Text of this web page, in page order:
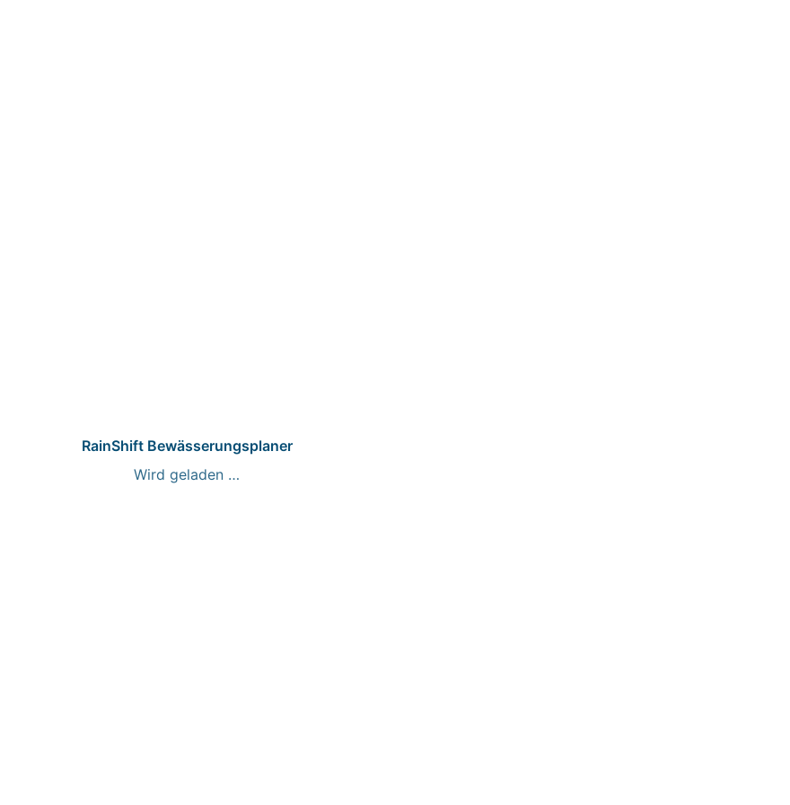
RainShift Bewässerungsplaner
Wird geladen …